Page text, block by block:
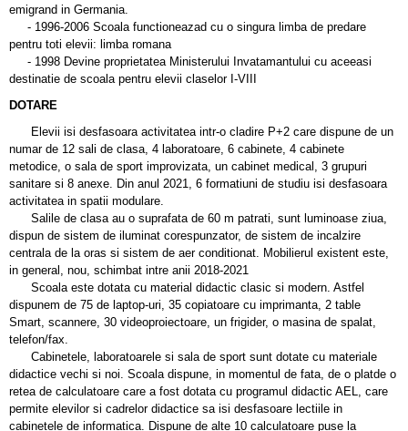
emigrand in Germania.
- 1996-2006 Scoala functioneazad cu o singura limba de predare
pentru toti elevii: limba romana
- 1998 Devine proprietatea Ministerului Invatamantului cu aceeasi
destinatie de scoala pentru elevii claselor I-VIII
DOTARE
Elevii isi desfasoara activitatea intr-o cladire P+2 care dispune de un
numar de 12 sali de clasa, 4 laboratoare, 6 cabinete, 4 cabinete
metodice, o sala de sport improvizata, un cabinet medical, 3 grupuri
sanitare si 8 anexe. Din anul 2021, 6 formatiuni de studiu isi desfasoara
activitatea in spatii modulare.
Salile de clasa au o suprafata de 60 m patrati, sunt luminoase ziua,
dispun de sistem de iluminat corespunzator, de sistem de incalzire
centrala de la oras si sistem de aer conditionat. Mobilierul existent este,
in general, nou, schimbat intre anii 2018-2021
Scoala este dotata cu material didactic clasic si modern. Astfel
dispunem de 75 de laptop-uri, 35 copiatoare cu imprimanta, 2 table
Smart, scannere, 30 videoproiectoare, un frigider, o masina de spalat,
telefon/fax.
Cabinetele, laboratoarele si sala de sport sunt dotate cu materiale
didactice vechi si noi. Scoala dispune, in momentul de fata, de o platde o
retea de calculatoare care a fost dotata cu programul didactic AEL, care
permite elevilor si cadrelor didactice sa isi desfasoare lectiile in
cabinetele de informatica. Dispune de alte 10 calculatoare puse la